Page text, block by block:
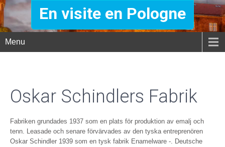
En visite en Pologne
Menu
Oskar Schindlers Fabrik
Fabriken grundades 1937 som en plats för produktion av emalj och
tenn. Leasade och senare förvärvades av den tyska entreprenören
Oskar Schindler 1939 som en tysk fabrik Enamelware -. Deutsche